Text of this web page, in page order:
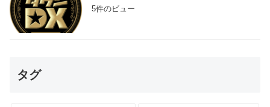
5件のビュー
タグ